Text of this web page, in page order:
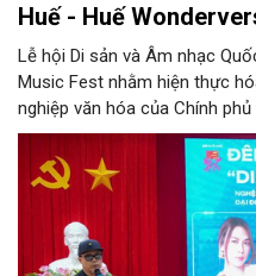
Huế - Huế
Lễ hội Di sản và Âm nhạc
Music Fest nhằm hiện thực
nghiệp văn hóa của Chính
thành Thành phố Festival